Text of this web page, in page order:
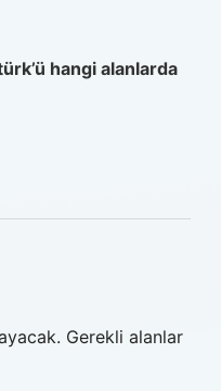
hangi alanlarda
Gerekli alanlar